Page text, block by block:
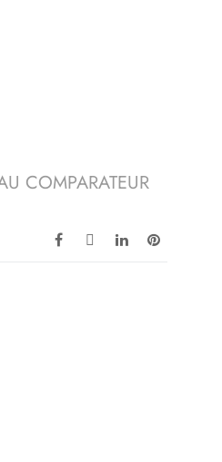
COMPARATEUR